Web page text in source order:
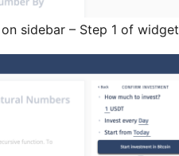
sidebar – Step 1 of widget